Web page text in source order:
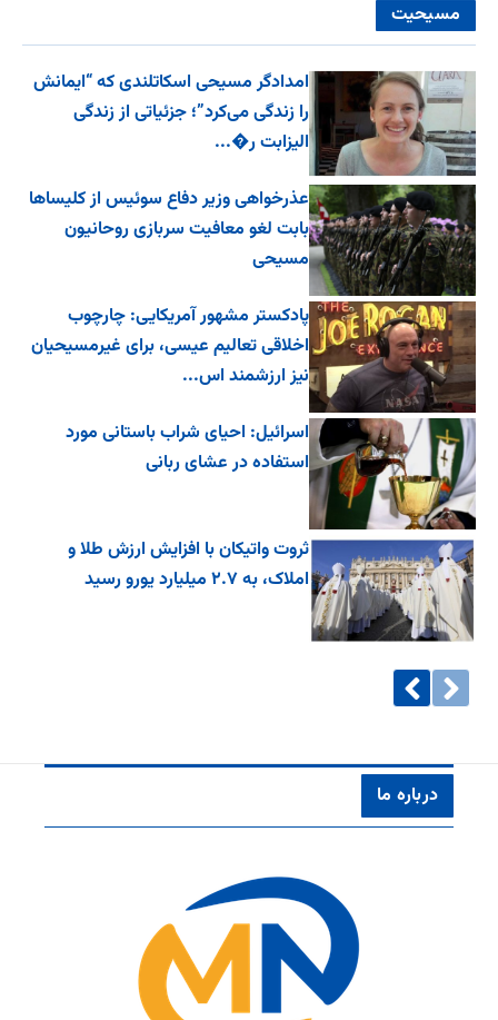
مسیحیت
امدادگر مسیحی اسکاتلندی که “ایمانش
را زندگی می‌کرد”؛ جزئیاتی از زندگی
الیزابت ر�...
عذرخواهی وزیر دفاع سوئیس از کلیساها
بابت لغو معافیت سربازی روحانیون
مسیحی
پادکستر مشهور آمریکایی: چارچوب
اخلاقی تعالیم عیسی، برای غیرمسیحیان
نیز ارزشمند اس...
اسرائیل: احیای شراب باستانی مورد
استفاده در عشای ربانی
ثروت واتیکان با افزایش ارزش طلا و
املاک، به ۲.۷ میلیارد یورو رسید
درباره ما